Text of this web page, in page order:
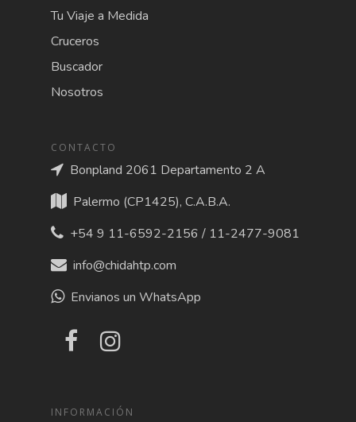
Tu Viaje a Medida
Cruceros
Buscador
Nosotros
CONTACTO
Bonpland 2061 Departamento 2 A
Palermo (CP1425), C.A.B.A.
+54 9 11-6592-2156 / 11-2477-9081
info@chidahtp.com
Envianos un WhatsApp
INFORMACIÓN